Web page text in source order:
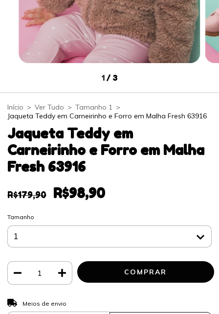
1 / 3
Início > Ver Tudo > Tamanho 1 >
Jaqueta Teddy em Carneirinho e Forro em Malha Fresh 63916
Jaqueta Teddy em
Carneirinho e Forro em Malha
Fresh 63916
R$179,90 R$98,90
Tamanho
Entregas para o CEP:
Meios de envio